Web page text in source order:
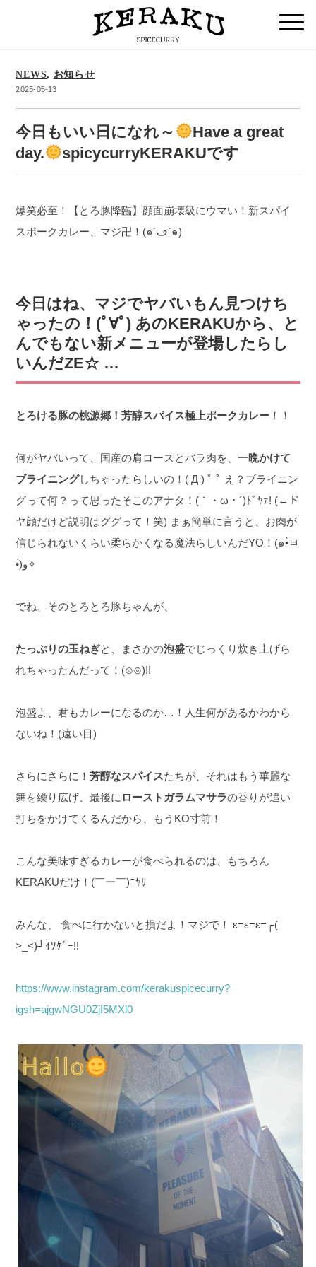
NEWS, お知らせ
2025-05-13
今日もいい日になれ～
Have a great
day.
spicycurryKERAKUです
爆笑必至！【とろ豚降臨】顔面崩壊級にウマい！新スパイ
スポークカレー、マジ卍！(๑´ڡ`๑)
今日はね、マジでヤバいもん見つけち
ゃったの！(ﾟ∀ﾟ) あのKERAKUから、と
んでもない新メニューが登場したらし
いんだZE☆ …
とろける豚の桃源郷！芳醇スパイス極上ポークカレー ！！
何がヤバいって、国産の肩ロースとバラ肉を、一晩かけて
ブライニングしちゃったらしいの！( Д ) ﾟ ﾟ え？ブライニン
グって何？って思ったそこのアナタ！(｀・ω・´)ﾄﾞﾔｧ! (←ド
ヤ顔だけど説明はググって！笑) まぁ簡単に言うと、お肉が
信じられないくらい柔らかくなる魔法らしいんだYO！(๑•̀ㅂ
•́)و✧
でね、そのとろとろ豚ちゃんが、
たっぷりの玉ねぎと、まさかの泡盛でじっくり炊き上げら
れちゃったんだって！(⊙⊙)!!
泡盛よ、君もカレーになるのか…！人生何があるかわから
ないね！(遠い目)
さらにさらに！芳醇なスパイスたちが、それはもう華麗な
舞を繰り広げ、最後に ローストガラムマサラの香りが追い
打ちをかけてくるんだから、もうKO寸前！
こんな美味すぎるカレーが食べられるのは、もちろん
KERAKUだけ！(￣ー￣)ﾆﾔﾘ
みんな、 食べに行かないと損だよ！マジで！ ε=ε=ε=┌(
>_<)┘ｲｿｹﾞｰ!!
https://www.instagram.com/kerakuspicecurry?
igsh=ajgwNGU0ZjI5MXl0